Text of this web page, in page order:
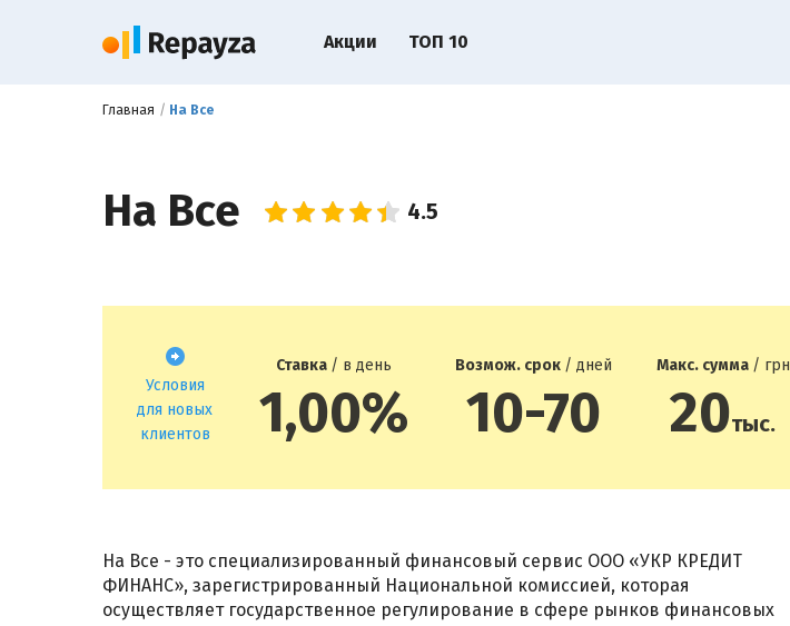
Главная На Все
На Все
Условия
для новых
клиентов
Ставка / в день
1,00%
Возмож. срок / дней
10-70
Макс. сумма / грн
20тыс.
На Все - это специализированный финансовый сервис ООО «УКР КРЕДИТ
ФИНАНС», зарегистрированный Национальной комиссией, которая
осуществляет государственное регулирование в сфере рынков финансовых
Акции ТОП 10